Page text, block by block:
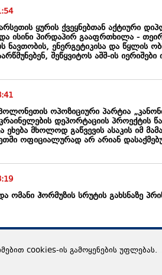
ყურის ქვეყნებთან აქტიური
და ისინი პირდაპირ გააფრთხილა -
ნავთობის, ენერგეტიკისა და წყლის
შეწყვიტოს აშშ-ის იერიშები
ოპოზიციური პარტია
დეპორტაციის პროექტის
ეხება მხოლოდ გაწვევის ასაკის იმ
ოფიციალურად არ არიან
ომანი ჰორმუზის სრუტის გახსნაზე
cookies-ის გამოყენების უფლებას.